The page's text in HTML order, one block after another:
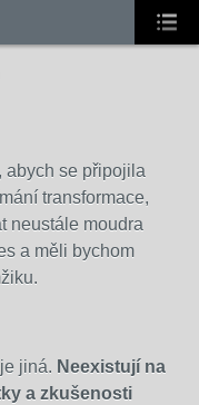
abych se připojila
transformace,
neustále moudra
a měli bychom
jiná. Neexistují na
a zkušenosti